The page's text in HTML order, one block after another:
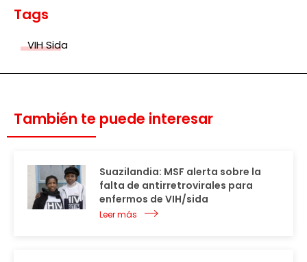
Tags
VIH Sida
También te puede interesar
Suazilandia: MSF alerta sobre la
falta de antirretrovirales para
enfermos de VIH/sida
Leer más